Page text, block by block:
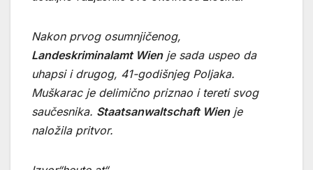
Nakon prvog osumnjičenog,
Landeskriminalamt Wienje sada uspeo da
uhapsi i drugog, 41-godišnjeg Poljaka.
Muškarac je delimično priznao i tereti svog
saučesnika. Staatsanwaltschaft Wienje
naložila pritvor.